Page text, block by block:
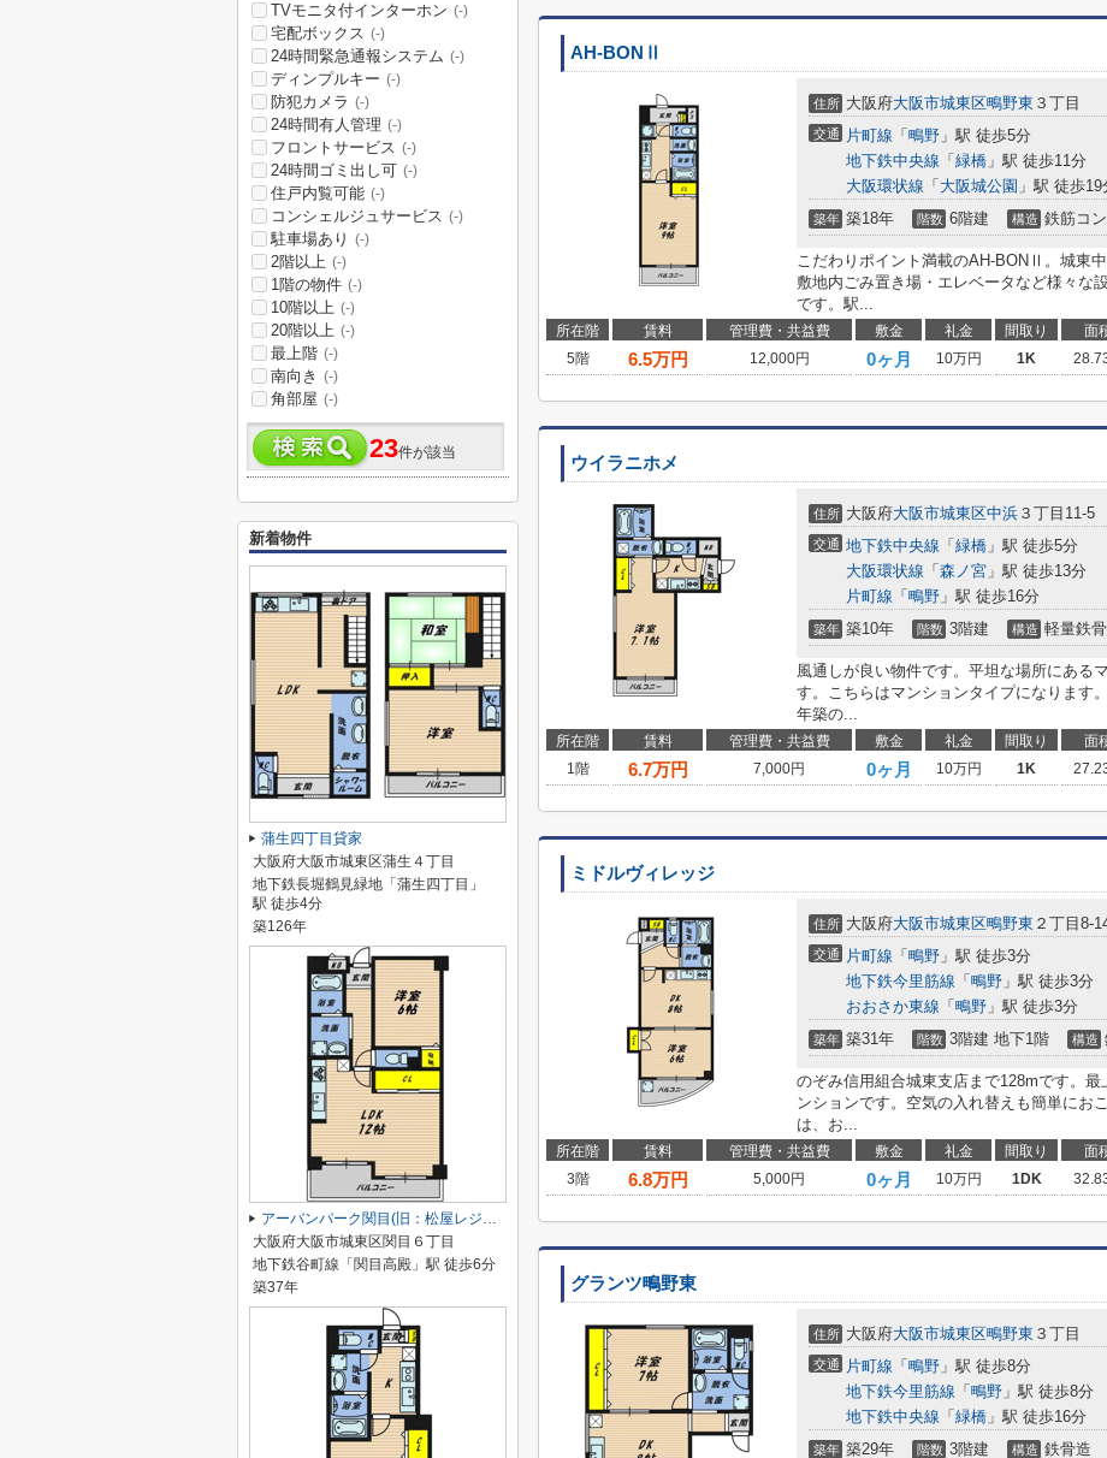
AH-BONⅡ
住所 大阪府大阪市城東区鴫野東 ３丁目
交通 片町線 「 鴫野 」駅 徒歩5分
地下鉄中央線 「 緑橋 」駅 徒歩11分
大阪環状線 「 大阪城公園 」駅 徒歩19
築年 築18年 階数 6階建 構造 鉄筋コ
こだわりポイント満載のAH-BONⅡ。城東
敷地内ごみ置き場・エレベータなど様々な
です。駅...
所在階 賃料 管理費・共益費 敷金 礼金 間取り 面
5階
6.5万円 12,000円 0ヶ月 10万円 1K
ウイラニホメ
住所 大阪府大阪市城東区中浜 ３丁目11-5
交通 地下鉄中央線 「 緑橋 」駅 徒歩5分
大阪環状線 「 森ノ宮 」駅 徒歩13分
片町線 「 鴫野 」駅 徒歩16分
築年 築10年 階数 3階建 構造 軽量鉄骨
風通しが良い物件です。平坦な場所にある
す。こちらはマンションタイプになります
年築の...
所在階 賃料 管理費・共益費 敷金 礼金 間取り 面
1階
6.7万円 7,000円 0ヶ月 10万円 1K
ミドルヴィレッジ
住所 大阪府大阪市城東区鴫野東 ２丁目8-
交通 片町線 「 鴫野 」駅 徒歩3分
地下鉄今里筋線 「 鴫野 」駅 徒歩3分
おおさか東線 「 鴫野 」駅 徒歩3分
築年 築31年 階数 3階建 地下1階 構造
のぞみ信用組合城東支店まで128mです。
ンションです。空気の入れ替えも簡単にお
は、お...
所在階 賃料 管理費・共益費 敷金 礼金 間取り 面
3階
6.8万円 5,000円 0ヶ月 10万円 1DK
グランツ鴫野東
住所 大阪府大阪市城東区鴫野東 ３丁目
交通 片町線 「 鴫野 」駅 徒歩8分
地下鉄今里筋線 「 鴫野 」駅 徒歩8分
地下鉄中央線 「 緑橋 」駅 徒歩16分
築年 築29年 階数 3階建 構造 鉄骨造
TVモニタ付インターホン (-)
宅配ボックス (-)
24時間緊急通報システム (-)
ディンプルキー (-)
防犯カメラ (-)
24時間有人管理 (-)
フロントサービス (-)
24時間ゴミ出し可 (-)
住戸内覧可能 (-)
コンシェルジュサービス (-)
駐車場あり (-)
2階以上 (-)
1階の物件 (-)
10階以上 (-)
20階以上 (-)
最上階 (-)
南向き (-)
角部屋 (-)
23件が該当
新着物件
蒲生四丁目貸家
大阪府大阪市城東区蒲生４丁目
地下鉄長堀鶴見緑地「蒲生四丁目」
駅 徒歩4分
築126年
アーバンパーク関目(旧：松屋レジデンス関目)
大阪府大阪市城東区関目６丁目
地下鉄谷町線「関目高殿」駅 徒歩6分
築37年